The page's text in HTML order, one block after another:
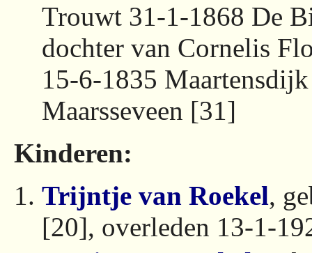
Trouwt 31-1-1868 De
dochter van Cornelis
15-6-1835
Maarsseveen [31]
Kinderen:
Trijntje van Roekel,
[20], overleden 13-1-